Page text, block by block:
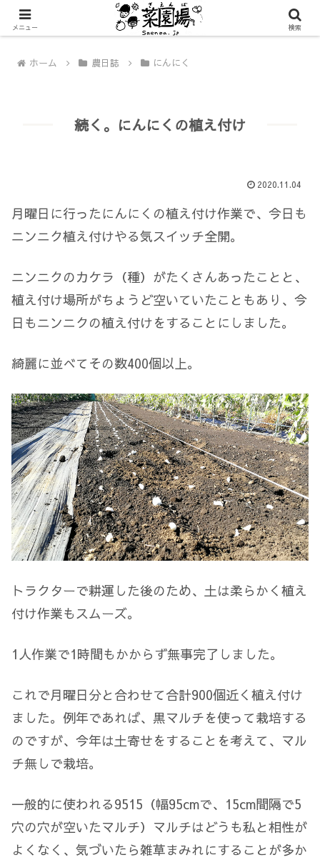
ホーム 農日誌 にんにく
続く。にんにくの植え付け
2020.11.04
月曜日に行ったにんにくの植え付け作業で、今日も
ニンニク植え付けやる気スイッチ全開。
ニンニクのカケラ（種）がたくさんあったことと、
植え付け場所がちょうど空いていたこともあり、今
日もニンニクの植え付けをすることにしました。
綺麗に並べてその数400個以上。
トラクターで耕運した後のため、土は柔らかく植え
付け作業もスムーズ。
1人作業で1時間もかからず無事完了しました。
これで月曜日分と合わせて合計900個近く植え付け
ました。例年であれば、黒マルチを使って栽培する
のですが、今年は土寄せをすることを考えて、マル
チ無しで栽培。
一般的に使われる9515（幅95cmで、15cm間隔で5
穴の穴が空いたマルチ）マルチはどうも私と相性が
よくなく、気づいたら雑草まみれにすることが多か
メニュー 検索